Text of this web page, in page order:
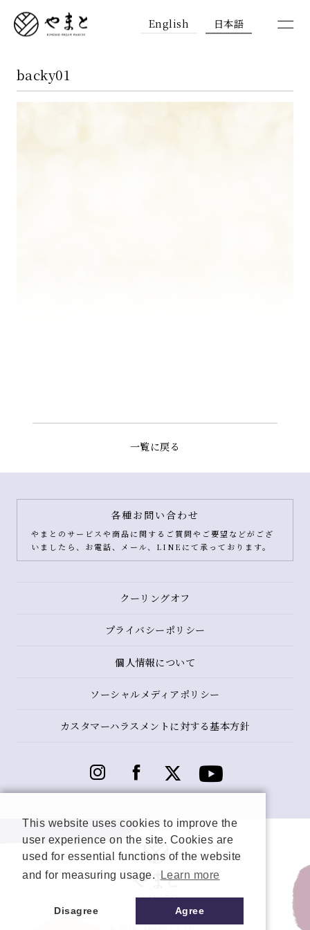
English 日本語
backy01
一覧に戻る
各種お問い合わせ
やまとのサービスや商品に関するご質問やご要望などがござ
いましたら、お電話、メール、LINEにて承っております。
クーリングオフ
プライバシーポリシー
個人情報について
ソーシャルメディアポリシー
カスタマーハラスメントに対する基本方針
This website uses cookies to improve the
user experience on the site. Cookies are
used for essential functions of the website
and for measuring usage.
Learn more
Disagree Agree